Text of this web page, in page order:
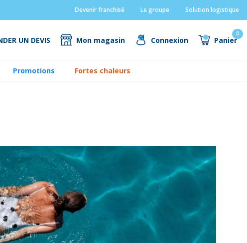
Devenir franchisé Le groupe Solution logistique
UN DEVIS Mon magasin Connexion Panier
0
Promotions Fortes chaleurs